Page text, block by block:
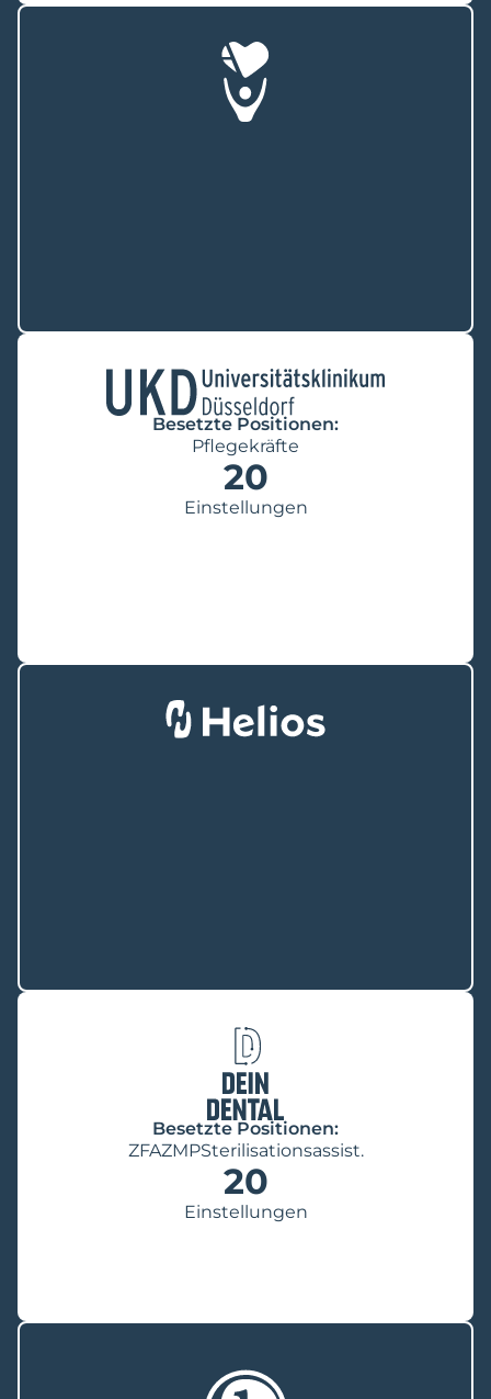
Besetzte Positionen:
Pflegekräfte
Einstellungen
20
Besetzte Positionen:
ZFAZMPSterilisationsassist.
Einstellungen
20